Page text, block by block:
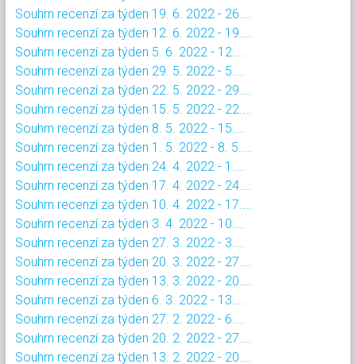
Souhrn recenzí za týden 19. 6. 2022 - 26....
Souhrn recenzí za týden 12. 6. 2022 - 19....
Souhrn recenzí za týden 5. 6. 2022 - 12....
Souhrn recenzí za týden 29. 5. 2022 - 5....
Souhrn recenzí za týden 22. 5. 2022 - 29....
Souhrn recenzí za týden 15. 5. 2022 - 22....
Souhrn recenzí za týden 8. 5. 2022 - 15....
Souhrn recenzí za týden 1. 5. 2022 - 8. 5....
Souhrn recenzí za týden 24. 4. 2022 - 1....
Souhrn recenzí za týden 17. 4. 2022 - 24....
Souhrn recenzí za týden 10. 4. 2022 - 17....
Souhrn recenzí za týden 3. 4. 2022 - 10....
Souhrn recenzí za týden 27. 3. 2022 - 3....
Souhrn recenzí za týden 20. 3. 2022 - 27....
Souhrn recenzí za týden 13. 3. 2022 - 20....
Souhrn recenzí za týden 6. 3. 2022 - 13....
Souhrn recenzí za týden 27. 2. 2022 - 6....
Souhrn recenzí za týden 20. 2. 2022 - 27....
Souhrn recenzí za týden 13. 2. 2022 - 20....